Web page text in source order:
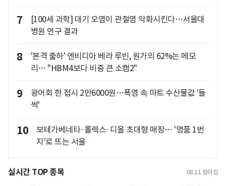
7
[100세 과학] 대기 오염이 관절염 악화시킨다…서울대
병원 연구 결과
8
'본격 출하' 엔비디아 베라 루빈, 원가의 62%는 메모
리… "HBM4보다 비중 큰 소캠2"
9
광어회 한 접시 2만6000원…폭염 속 마트 수산물값 '들
썩'
10
보테가베네타·롤렉스·디올 초대형 매장… '명품 1번
지'로 뜨는 서울
실시간 TOP 종목 08.11 장마감